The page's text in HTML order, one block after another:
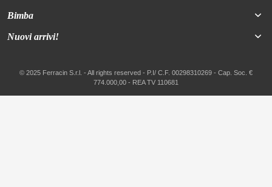
Bimba
Nuovi arrivi!
© 2025 Ferracin S.r.l. - All rights reserved - P.I/ C.F. 00298310269 - Cap. Soc. €
774.000,00 - REA TV 110681